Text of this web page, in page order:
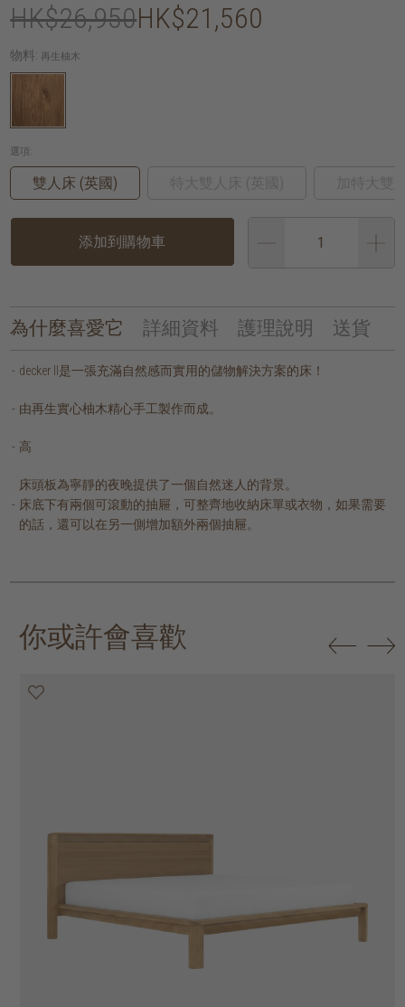
HK$26,950HK$21,560
物料: 再生柚木
選項:
雙人床 (英國)
添加到購物車
為什麼喜愛它 詳細資料 護理說明 送貨
decker II是一張充滿自然感而實用的儲物解決方案的床！
由再生實心柚木精心手工製作而成。
高
床頭板為寧靜的夜晚提供了一個自然迷人的背景。
床底下有兩個可滾動的抽屜，可整齊地收納床單或衣物，如果需要
的話，還可以在另一側增加額外兩個抽屜。
你或許會喜歡